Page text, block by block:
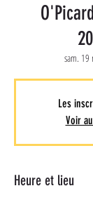
sam. 19
Les
Voir
Heure et lieu